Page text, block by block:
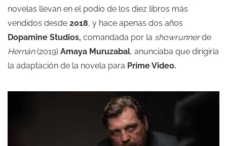
novelas llevan en el podio de los diez libros más
vendidos desde 2018, y hace apenas dos años
Dopamine Studios, comandada por la showrunnerde
Hernán(2019) Amaya Muruzabal, anunciaba que dirigiría
la adaptación de la novela para Prime Video.